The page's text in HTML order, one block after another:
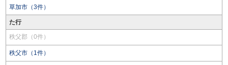
草加市（3件）
た行
秩父郡（0件）
秩父市（1件）